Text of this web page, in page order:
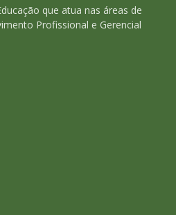
que atua nas áreas de
Profissional e Gerencial